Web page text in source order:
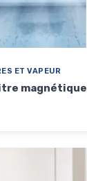
ET VAPEUR
magnétique